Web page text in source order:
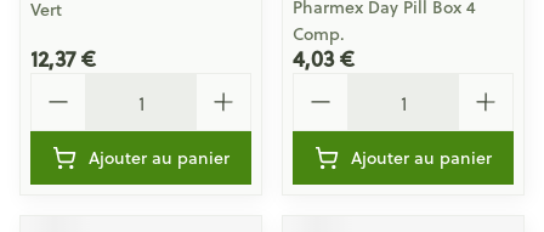
Vert
12,37 €
Ajouter au panier
Pharmex Day Pill Box 4
Comp.
4,03 €
Ajouter au panier